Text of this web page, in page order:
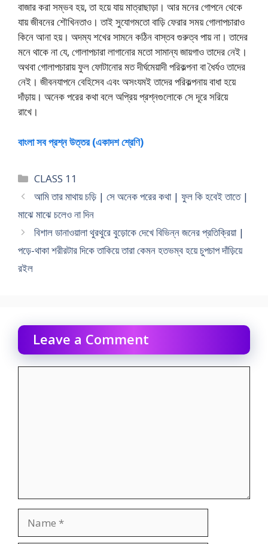
বাজার করা সম্ভব হয়, তা হয়ে যায় মাত্রাছাড়া। আর মনের গােপনে থেকে
যায় জীবনের শৌখিনতাও। তাই সুযােগমতাে বাড়ি ফেরার সময় গােলাপচারাও
কিনে আনা হয়। অদম্য শখের সামনে কঠিন বাস্তব গুরুত্ব পায় না। তাদের
মনে থাকে না যে, গােলাপচারা লাগানাের মতাে সামান্য জায়গাও তাদের নেই।
অথবা গােলাপচারায় ফুল ফোটানাের মত দীর্ঘমেয়াদী পরিকল্পনা বা ধৈর্যও তাদের
নেই। জীবনযাপনে বেহিসেব এবং অসংযমই তাদের পরিকল্পনায় বাধা হয়ে
দাঁড়ায়। অনেক পরের কথা বলে অপ্রিয় প্রশ্নগুলােকে সে দূরে সরিয়ে
রাখে।
বাংলা সব প্রশ্ন উত্তর (একাদশ শ্রেণি)
Categories
CLASS 11
আমি তার মাথায় চড়ি | সে অনেক পরের কথা | ফুল কি হবেই তাতে |
মাঝে মাঝে চলেও না দিন
বিশাল ডানাওয়ালা থুরথুরে বুড়ােকে দেখে বিভিন্ন জনের প্রতিক্রিয়া |
পড়ে-থাকা শরীরটার দিকে তাকিয়ে তারা কেমন হতভম্ব হয়ে চুপচাপ দাঁড়িয়ে
রইল
Leave a Comment